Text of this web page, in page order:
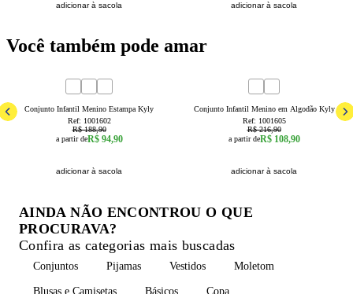
adicionar à sacola adicionar à sacola
Você também pode amar
Conjunto Infantil Menino Estampa Kyly
Ref: 1001602
R$ 188,90
a partir deR$ 94,90
adicionar à sacola
Conjunto Infantil Menino em Algodão Kyly
Ref: 1001605
R$ 216,90
a partir deR$ 108,90
adicionar à sacola
AINDA NÃO ENCONTROU O QUE
PROCURAVA?
Confira as categorias mais buscadas
Conjuntos Pijamas Vestidos Moletom
Blusas e Camisetas Básicos Copa